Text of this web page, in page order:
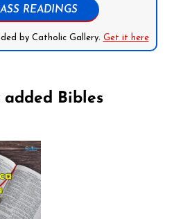
READINGS
by Catholic Gallery. Get it here
added Bibles